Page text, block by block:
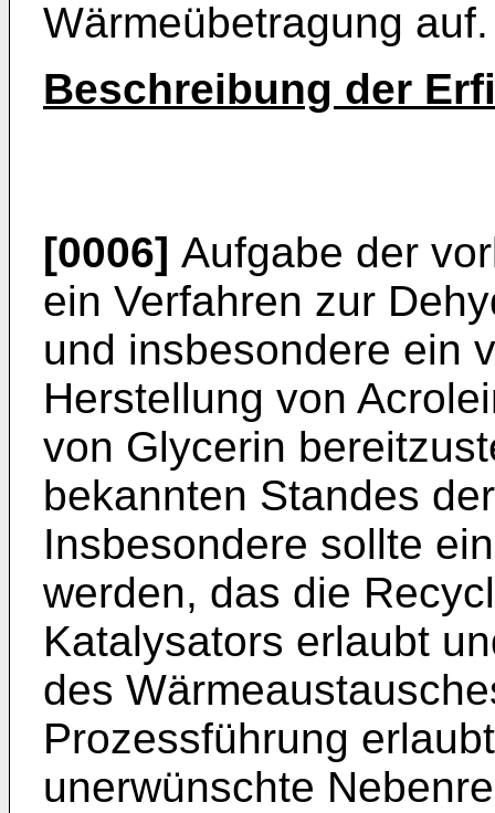
Wärmeübetragung auf.
Beschreibung der
[0006] Aufgabe der
ein Verfahren zur
und insbesondere ein
Herstellung von
von Glycerin
bekannten Standes
Insbesondere sollte
werden, das die
Katalysators erlaubt
des
Prozessführung
unerwünschte